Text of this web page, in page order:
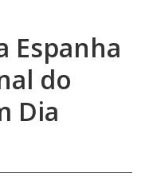
Espanha
do
Dia